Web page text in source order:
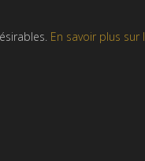
En savoir plus